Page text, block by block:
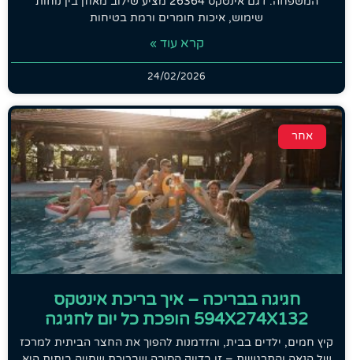
שימוש, איכות חומרים ורמת בטיחות
קרא עוד »
24/02/2026
אחר
חגיגה בבריכה – איך בריכת אינטקס
594X274X132 הופכת כל יום לחגיגה
קיץ חמים, ילדים בבית, והזדמנות להפוך את החצר הביתית למרכז